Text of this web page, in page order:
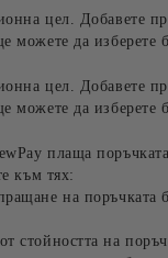
цел. Добавете
да изберете
цел. Добавете
да изберете
плаща
към тях:
на поръчката
стойността на